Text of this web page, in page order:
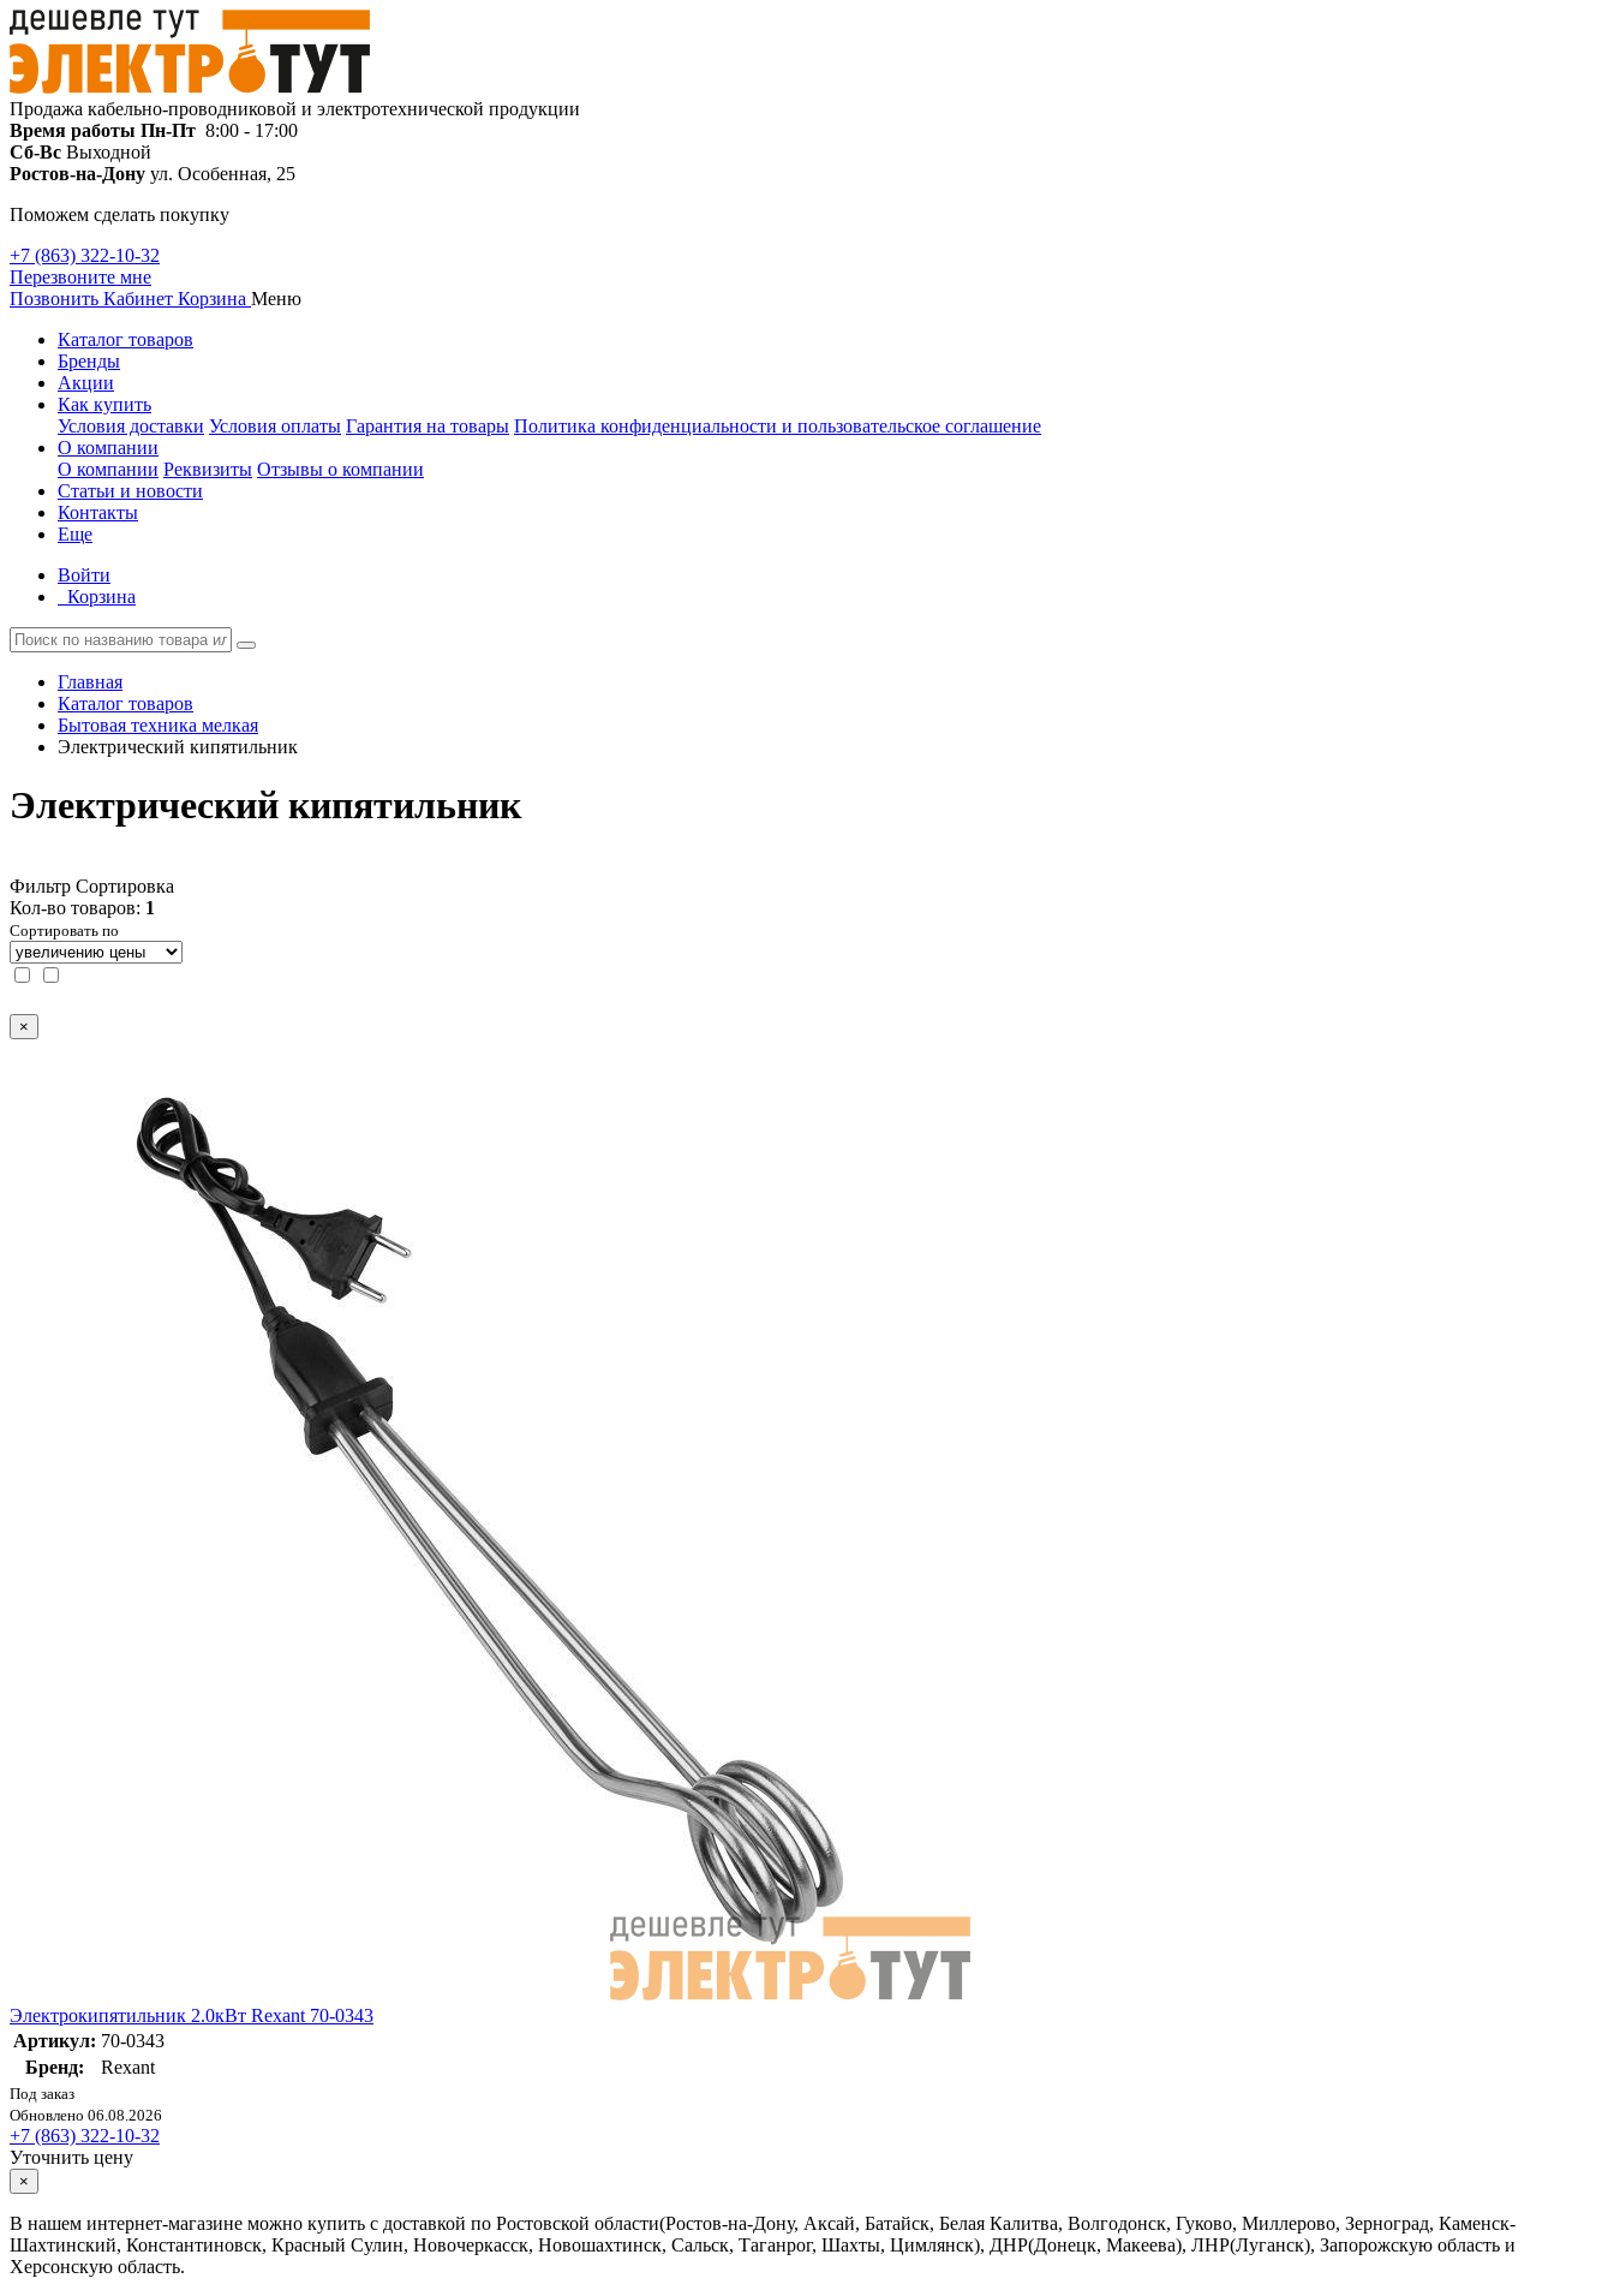
Продажа кабельно-проводниковой и электротехнической продукции
Время работы Пн-Пт 8:00 - 17:00
Сб-Вс Выходной
Ростов-на-Дону ул. Особенная, 25
Поможем сделать покупку
+7 (863) 322-10-32
Перезвоните мне
Позвонить Кабинет Корзина Меню
Каталог товаров
Бренды
Акции
Как купить
Условия доставки Условия оплаты Гарантия на товары Политика конфиденциальности и пользовательское соглашение
О компании
О компании Реквизиты Отзывы о компании
Статьи и новости
Контакты
Еще
Войти
Корзина
Главная
Каталог товаров
Бытовая техника мелкая
Электрический кипятильник
Электрический кипятильник
Фильтр Сортировка
Кол-во товаров: 1
Сортировать по
×
Электрокипятильник 2.0кВт Rexant 70-0343
Артикул: 70-0343
Бренд:
Rexant
Под заказ
Обновлено 06.08.2026
+7 (863) 322-10-32
Уточнить цену
×
В нашем интернет-магазине можно купить с доставкой по Ростовской области(Ростов-на-Дону, Аксай, Батайск, Белая Калитва, Волгодонск, Гуково, Миллерово, Зерноград, Каменск-
Шахтинский, Константиновск, Красный Сулин, Новочеркасск, Новошахтинск, Сальск, Таганрог, Шахты, Цимлянск), ДНР(Донецк, Макеева), ЛНР(Луганск), Запорожскую область и
Херсонскую область.